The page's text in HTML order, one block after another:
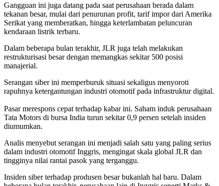
Gangguan ini juga datang pada saat perusahaan berada dalam
tekanan besar, mulai dari penurunan profit, tarif impor dari Amerika
Serikat yang memberatkan, hingga keterlambatan peluncuran
kendaraan listrik terbaru.
Dalam beberapa bulan terakhir, JLR juga telah melakukan
restrukturisasi besar dengan memangkas sekitar 500 posisi
manajerial.
Serangan siber ini memperburuk situasi sekaligus menyoroti
rapuhnya ketergantungan industri otomotif pada infrastruktur digital.
Pasar merespons cepat terhadap kabar ini. Saham induk perusahaan
Tata Motors di bursa India turun sekitar 0,9 persen setelah insiden
diumumkan.
Analis menyebut serangan ini menjadi salah satu yang paling serius
dalam industri otomotif Inggris, mengingat skala global JLR dan
tingginya nilai rantai pasok yang terganggu.
Insiden siber terhadap produsen besar bukanlah hal baru. Dalam